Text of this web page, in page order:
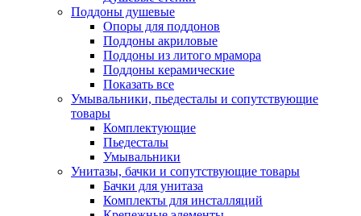
Поддоны душевые
Опоры для поддонов
Поддоны акриловые
Поддоны из литого мрамора
Поддоны керамические
Показать все
Умывальники, пьедесталы и сопутствующие
товары
Комплектующие
Пьедесталы
Умывальники
Унитазы, бачки и сопутствующие товары
Бачки для унитаза
Комплекты для инсталляций